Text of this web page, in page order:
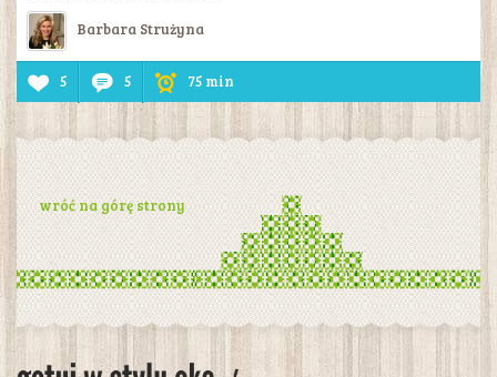
Barbara Strużyna
5 5 75 min
wróć na górę strony